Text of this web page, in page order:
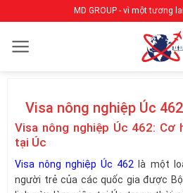
qua
nội
MD GROUP - vì một tương
Visa nông nghiệp Úc 462
Visa nông nghiệp Úc 462: Cơ
tại Úc
Visa nông nghiệp Úc 462
là một
người trẻ của các quốc gia được